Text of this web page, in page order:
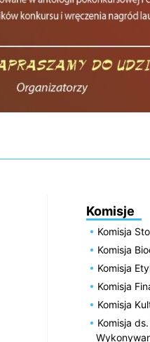
Komisje
Komisja
Komisja
Komisja
Komisja
Komisja
Komisja